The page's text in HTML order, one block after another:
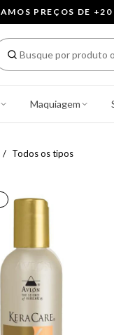
PREÇOS DE +20
Maquiagem
Todos os tipos